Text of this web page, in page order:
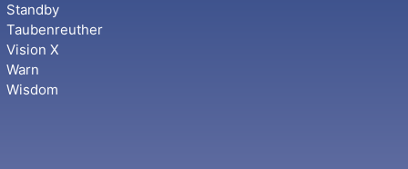
Standby
Taubenreuther
Vision X
Warn
Wisdom